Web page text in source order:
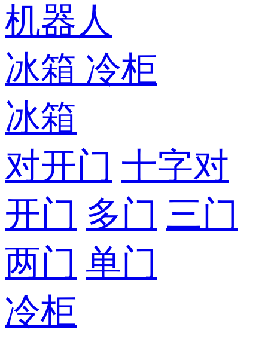
机器人
冰箱 冷柜
冰箱
对开门 十字对
开门 多门 三门
两门 单门
冷柜